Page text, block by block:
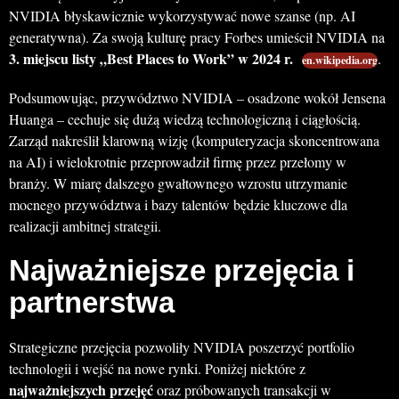
NVIDIA błyskawicznie wykorzystywać nowe szanse (np. AI
generatywna). Za swoją kulturę pracy Forbes umieścił NVIDIA na
3. miejscu listy „Best Places to Work” w 2024 r. en.wikipedia.org.
Podsumowując, przywództwo NVIDIA – osadzone wokół Jensena
Huanga – cechuje się dużą wiedzą technologiczną i ciągłością.
Zarząd nakreślił klarowną wizję (komputeryzacja skoncentrowana
na AI) i wielokrotnie przeprowadził firmę przez przełomy w
branży. W miarę dalszego gwałtownego wzrostu utrzymanie
mocnego przywództwa i bazy talentów będzie kluczowe dla
realizacji ambitnej strategii.
Najważniejsze przejęcia i
partnerstwa
Strategiczne przejęcia pozwoliły NVIDIA poszerzyć portfolio
technologii i wejść na nowe rynki. Poniżej niektóre z
najważniejszych przejęćoraz próbowanych transakcji w